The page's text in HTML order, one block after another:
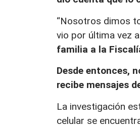
“Nosotros dimos
vio por última vez
familia a la
Desde entonces,
recibe mensajes
La investigación
celular se